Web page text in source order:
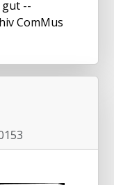
--
ComMus